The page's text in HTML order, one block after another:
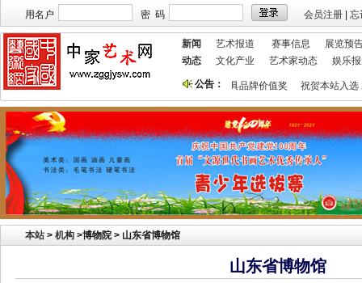
用名户 密 码 会员注册 忘
新闻 艺术报道 赛事信息
展览预
动态
文化产业 艺术家动态 娱乐
公告：
欢迎艺术家宣传投放！ 祝贺本站获艺术行业最具品牌价值奖 祝贺本站入选
本站 > 机构 >博物院 > 山东省博物馆
山东省博物馆